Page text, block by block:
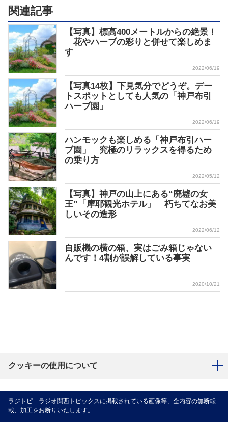
関連記事
【写真】標高400メートルからの絶景！
花やハーブの彩りと併せて楽しめま
す
2022/06/19
【写真14枚】下見気分でどうぞ。デー
トスポットとしても人気の「神戸布引
ハーブ園」
2022/06/19
ハンモックも楽しめる「神戸布引ハー
ブ園」 究極のリラックスを得るため
の乗り方
2022/05/12
【写真】神戸の山上にある“廃墟の女
王”「摩耶観光ホテル」 朽ちてなお美
しいその造形
2022/06/12
自販機の横の箱、実はごみ箱じゃない
んです！4割が誤解している事実
2020/10/21
クッキーの使用について
ラジトピ ラジオ関西トピックスに掲載されている画像等、全内容の無断転
載、加工をお断りいたします。